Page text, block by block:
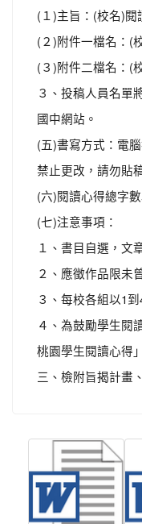
(１)主旨：(校名)閱
(２)附件一檔名：(
(３)附件二檔名：(
３、投稿人員名單
國中網站。
(五)書寫方式：電
禁止更改，請勿貼
(六)閱讀心得總字
(七)注意事項：
１、書目自選，文
２、應徵作品限未
３、每校各組以1
４、為鼓勵學生閱
桃園學生閱讀心得
三、檢附旨揭計畫